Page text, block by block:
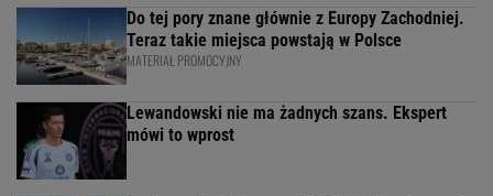
Do tej pory znane głównie z Europy Zachodniej.
Teraz takie miejsca powstają w Polsce
MATERIAŁ PROMOCYJNY
Lewandowski nie ma żadnych szans. Ekspert
mówi to wprost